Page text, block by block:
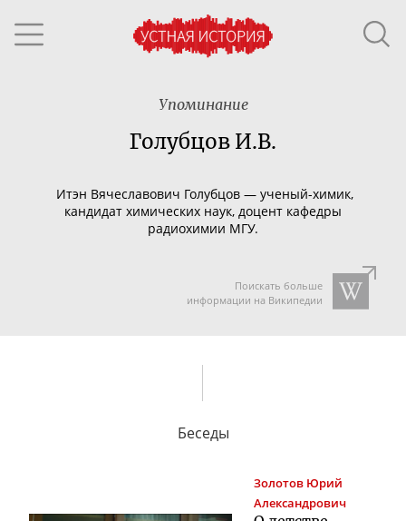
Упоминание
Голубцов И.В.
Итэн Вячеславович Голубцов — ученый-химик,
кандидат химических наук, доцент кафедры
радиохимии МГУ.
Поискать больше
информации на Википедии
Беседы
Золотов Юрий
Александрович